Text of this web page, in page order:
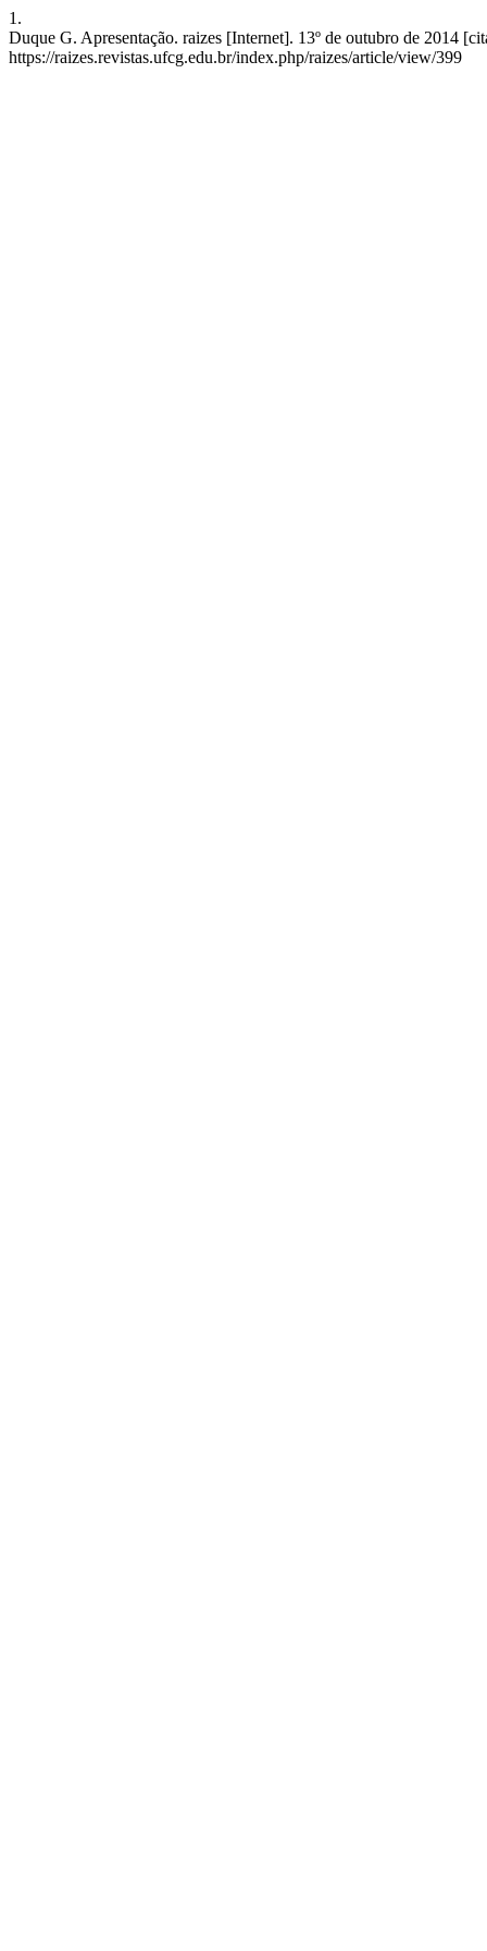
1.
Duque G. Apresentação. raizes [Internet]. 13º de outubro de 2014
https://raizes.revistas.ufcg.edu.br/index.php/raizes/article/view/399